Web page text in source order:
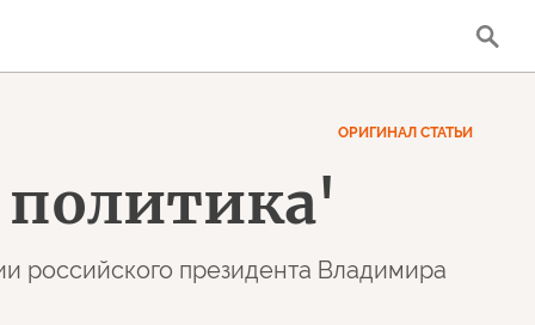
ОРИГИНАЛ СТАТЬИ
российского президента Владимира